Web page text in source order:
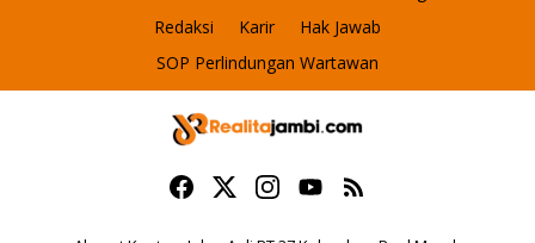
Redaksi
Karir
Hak Jawab
SOP Perlindungan Wartawan